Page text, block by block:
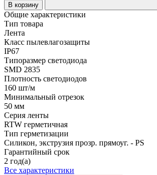
В корзину
Общие характеристики
Тип товара
Лента
Класс пылевлагозащиты
IP67
Типоразмер светодиода
SMD 2835
Плотность светодиодов
160 шт/м
Минимальный отрезок
50 мм
Серия ленты
RTW герметичная
Тип герметизации
Силикон, экструзия прозр. прямоуг. - PS
Гарантийный срок
2 год(а)
Все характеристики